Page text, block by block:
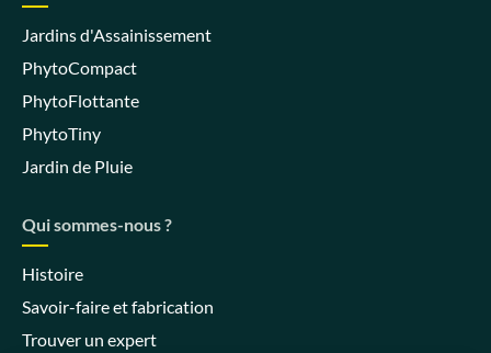
Jardins d'Assainissement
PhytoCompact
PhytoFlottante
PhytoTiny
Jardin de Pluie
Qui sommes-nous ?
Histoire
Savoir-faire et fabrication
Trouver un expert